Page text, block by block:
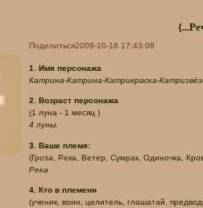
Поделиться2009-10-18 17:43:08
1. Имя персонажа
Катрина-Катрина-Катрикраска-
2. Возраст персонажа
(1 луна - 1 месяц )
4 луны.
3. Ваше племя:
(Гроза, Река, Ветер, Сумрак, Одиночка,
Река
4. Кто в племени
(ученик, воин, целитель, глашатай,